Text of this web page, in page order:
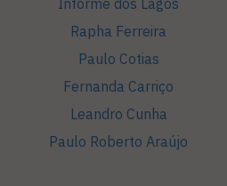
Rapha Ferreira
Paulo Cotias
Fernanda Carriço
Leandro Cunha
Paulo Roberto Araújo